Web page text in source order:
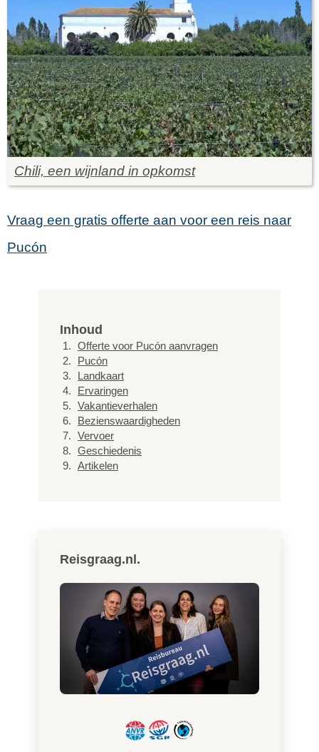
Chili, een wijnland in opkomst
Vraag een gratis offerte aan voor een reis naar
Pucón
Inhoud
Offerte voor Pucón aanvragen
Pucón
Landkaart
Ervaringen
Vakantieverhalen
Bezienswaardigheden
Vervoer
Geschiedenis
Artikelen
Reisgraag.nl.